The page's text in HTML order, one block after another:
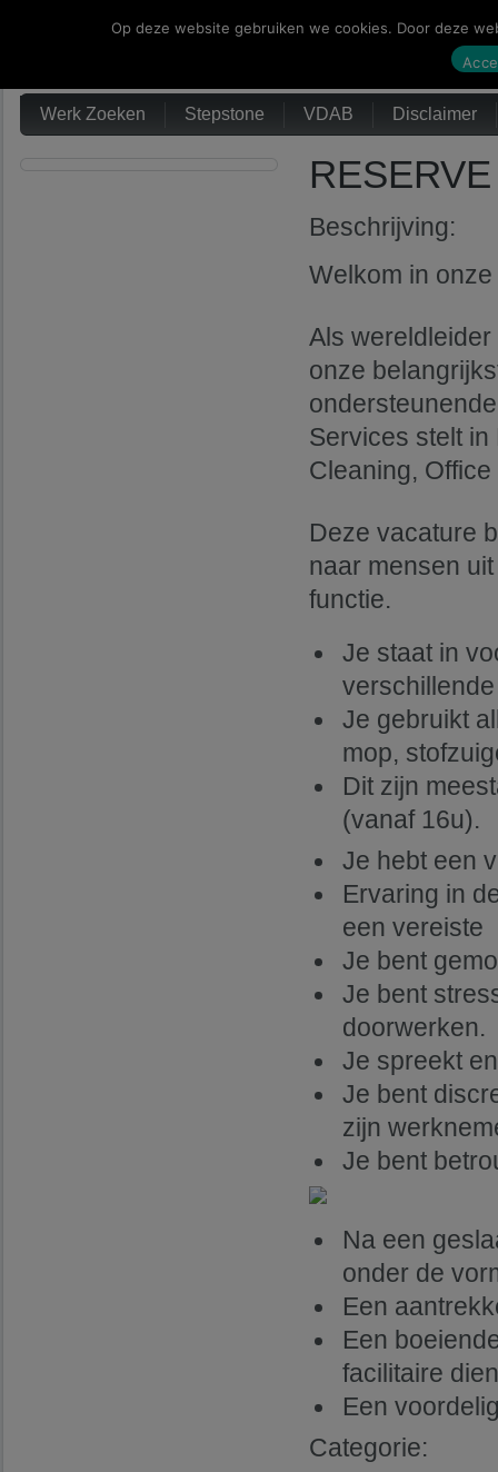
Werk Zoeken Stepstone VDAB Disclaimer
Beschrijving:
Welkom in
Als
onze
Services stelt
Cleaning,
Deze vacature
naar mensen
functie.
Je staat in
Je gebruikt
mop,
Dit zijn
(vanaf 16u).
Je hebt een
Ervaring in
een vereiste
Je bent
Je bent
doorwerken.
Je spreekt
Je bent
zijn
Je bent
Na een
onder de
Een
Een
facilitaire
Een
Categorie:
Op deze website gebruiken we cookies. Door deze